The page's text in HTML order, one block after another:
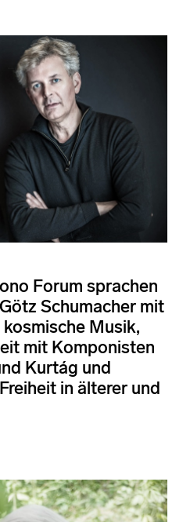
Forum sprachen
Schumacher mit
Musik,
mit Komponisten
Kurtág und
in älterer und